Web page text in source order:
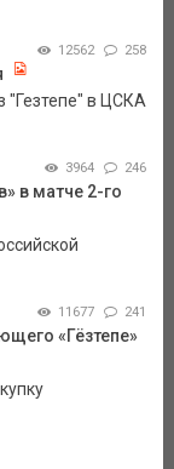
12562 258
в ЦСКА
3964 246
в матче 2-го
11677 241
«Гёзтепе»